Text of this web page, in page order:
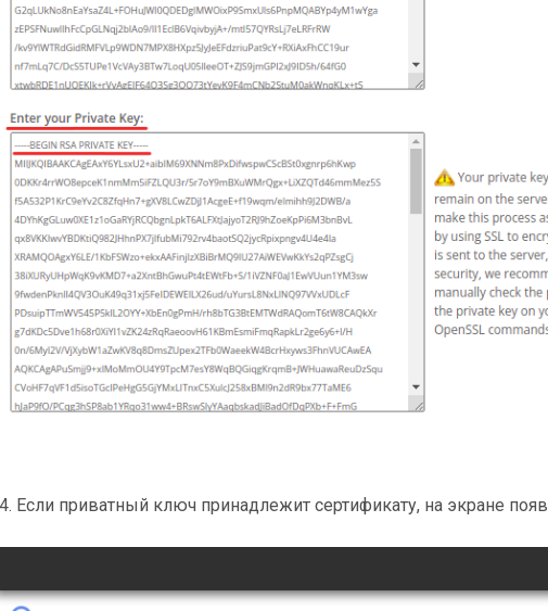
4. Если приватный ключ принадлежит сертификату, на экране